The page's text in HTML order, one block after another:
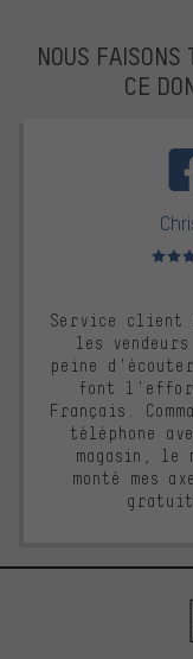
NOUS FAISONS
CE
Note
Service client
les
peine
font
Français.
téléphone
magasin, le
monté mes